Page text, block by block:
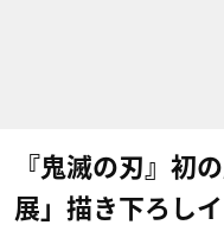
『鬼滅の刃』初
展」描き下ろし